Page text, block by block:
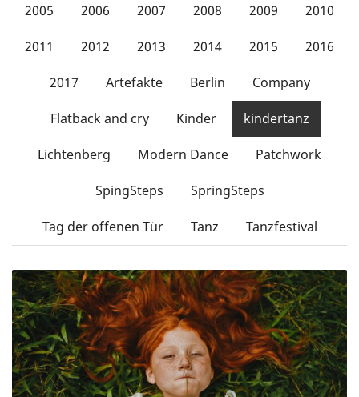
2005 2006 2007 2008 2009 2010
2011 2012 2013 2014 2015 2016
2017 Artefakte Berlin Company
Flatback and cry Kinder kindertanz
Lichtenberg Modern Dance Patchwork
SpingSteps SpringSteps
Tag der offenen Tür Tanz Tanzfestival